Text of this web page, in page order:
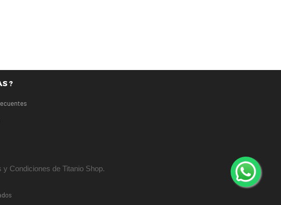
?
Condiciones de Titanio Shop.